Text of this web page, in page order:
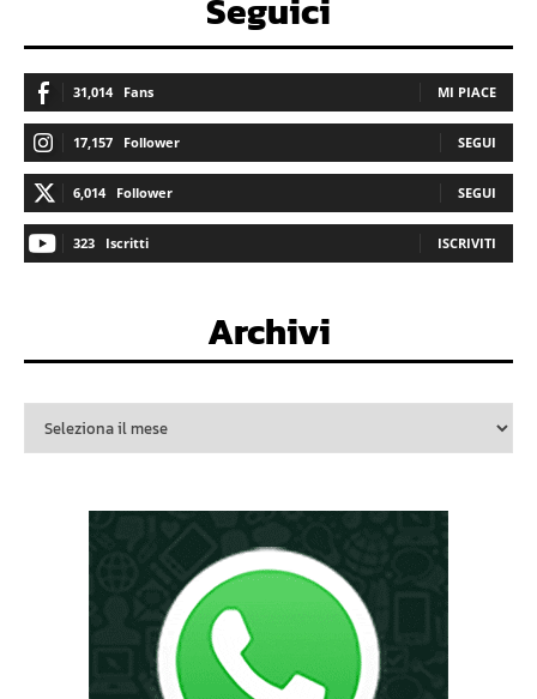
Seguici
31,014 Fans MI PIACE
17,157 Follower SEGUI
6,014 Follower SEGUI
323 Iscritti ISCRIVITI
Archivi